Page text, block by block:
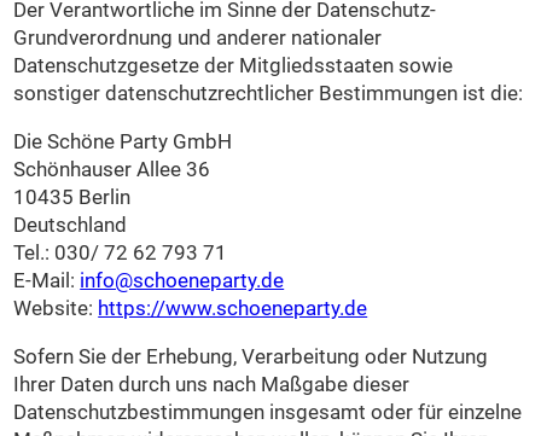
Der Verantwortliche im Sinne der Datenschutz-
Grundverordnung und anderer nationaler
Datenschutzgesetze der Mitgliedsstaaten sowie
sonstiger datenschutzrechtlicher Bestimmungen ist die:
Die Schöne Party GmbH
Schönhauser Allee 36
10435 Berlin
Deutschland
Tel.: 030/ 72 62 793 71
E-Mail: info@schoeneparty.de
Website: https://www.schoeneparty.de
Sofern Sie der Erhebung, Verarbeitung oder Nutzung
Ihrer Daten durch uns nach Maßgabe dieser
Datenschutzbestimmungen insgesamt oder für einzelne